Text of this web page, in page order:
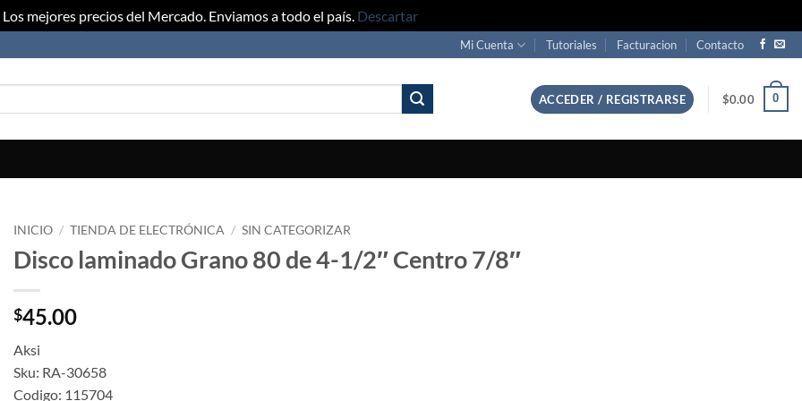
Los mejores precios del Mercado. Enviamos a todo el país. Descartar
Mi Cuenta Tutoriales Facturacion Contacto
ACCEDER / REGISTRARSE $0.00 0
INICIO / TIENDA DE ELECTRÓNICA / SIN CATEGORIZAR
Disco laminado Grano 80 de 4-1/2″ Centro 7/8″
$45.00
Aksi
Sku: RA-30658
Codigo: 115704